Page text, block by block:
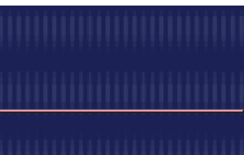
każdej przesyłki—od zakupów po dostawę.